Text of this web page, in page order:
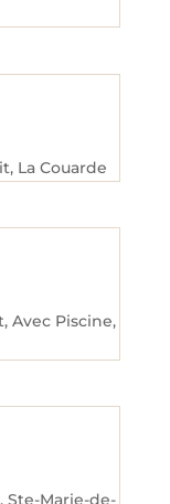
, La Couarde
, Avec Piscine,
,Ste-Marie-de-